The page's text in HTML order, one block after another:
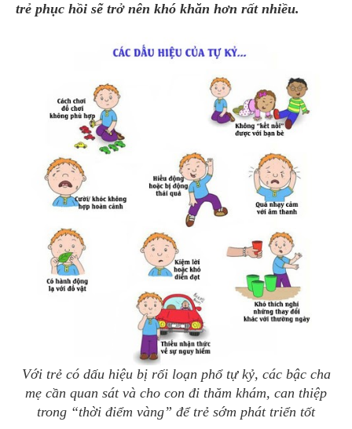
trẻ phục hồi sẽ trở nên khó khăn hơn rất nhiều.
Với trẻ có dấu hiệu bị rối loạn phổ tự kỷ, các bậc cha
mẹ cần quan sát và cho con đi thăm khám, can thiệp
trong “thời điểm vàng” để trẻ sớm phát triển tốt